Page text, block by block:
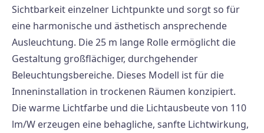
Sichtbarkeit einzelner Lichtpunkte und sorgt so für
eine harmonische und ästhetisch ansprechende
Ausleuchtung. Die 25 m lange Rolle ermöglicht die
Gestaltung großflächiger, durchgehender
Beleuchtungsbereiche. Dieses Modell ist für die
Inneninstallation in trockenen Räumen konzipiert.
Die warme Lichtfarbe und die Lichtausbeute von 110
lm/W erzeugen eine behagliche, sanfte Lichtwirkung,